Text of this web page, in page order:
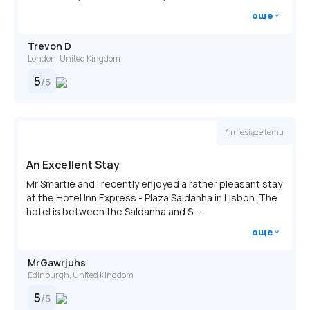
Няма налични допълнителни легла.
Trevon D
London, United Kingdom
5/5
още
MrGawrjuhs
Edinburgh, United Kingdom
5/5
4 miesiące temu
An Excellent Stay
Mr Smartie and I recently enjoyed a rather pleasant stay
at the Hotel Inn Express - Plaza Saldanha in Lisbon. The
hotel is between the Saldanha and S....
още